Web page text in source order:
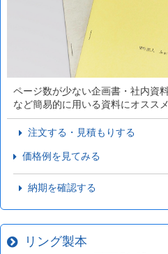
ページ数が少ない企画書・社内資
など簡易的に用いる資料にオススメ
注文する・見積もりする
価格例を見てみる
納期を確認する
リング製本